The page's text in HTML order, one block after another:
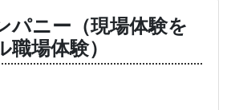
パニー（現場体験を
場体験）